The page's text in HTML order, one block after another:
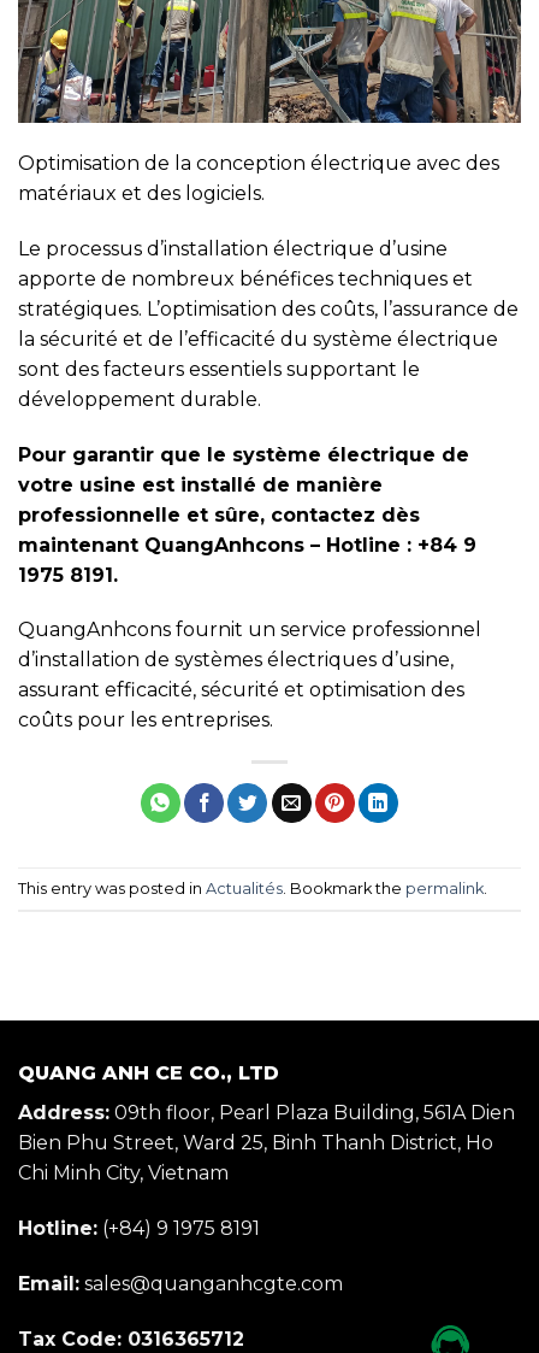
Optimisation de la conception électrique avec des
matériaux et des logiciels.
Le processus d’installation électrique d’usine
apporte de nombreux bénéfices techniques et
stratégiques. L’optimisation des coûts, l’assurance de
la sécurité et de l’efficacité du système électrique
sont des facteurs essentiels supportant le
développement durable.
Pour garantir que le système électrique de
votre usine est installé de manière
professionnelle et sûre, contactez dès
maintenant QuangAnhcons – Hotline : +84 9
1975 8191.
QuangAnhcons fournit un service professionnel
d’installation de systèmes électriques d’usine,
assurant efficacité, sécurité et optimisation des
coûts pour les entreprises.
This entry was posted in Actualités . Bookmark the permalink
QUANG ANH CE CO., LTD
Address: 09th floor, Pearl Plaza Building, 561A Dien
Bien Phu Street, Ward 25, Binh Thanh District, Ho
Chi Minh City, Vietnam
Hotline: (+84) 9 1975 8191
Email: sales@quanganhcgte.com
Tax Code: 0316365712